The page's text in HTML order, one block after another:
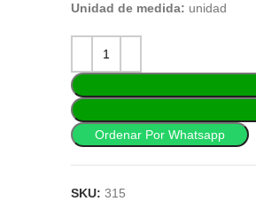
Unidad de medida: unidad
Ordenar Por Whatsapp
SKU: 315